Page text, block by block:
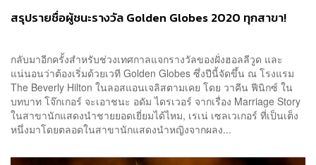
สรุปรายชื่อผู้ชนะรางวัล Golden Globes 2020 ทุกสาขา!
กลับมาอีกครั้งสำหรับช่วงเทศกาลแจกรางวัลของฝั่งฮอลลีวูด และ
แน่นอนว่าต้องเริ่มด้วยเวที Golden Globes ซึ่งปีนี้จัดขึ้น ณ โรงแรม
The Beverly Hilton ในลอสแอนเจลิสตามเคย โดย วาคีน ฟีนิกซ์ ใน
บทบาท โจ๊กเกอร์ จะเอาชนะ อดัม ไดรเวอร์ จากเรื่อง Marriage Story
ในสาขานักแสดงนำชายยอดเยี่ยมได้ไหม, เรเน่ เซลเวเกอร์ ที่เป็นเต็ง
หนึ่งมาโดยตลอดในสาขานักแสดงนำหญิงจากผลง...